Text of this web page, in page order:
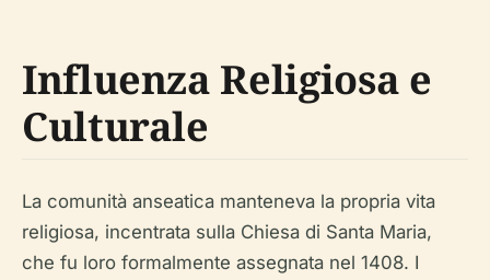
Influenza Religiosa e
Culturale
La comunità anseatica manteneva la propria vita
religiosa, incentrata sulla Chiesa di Santa Maria,
che fu loro formalmente assegnata nel 1408. I